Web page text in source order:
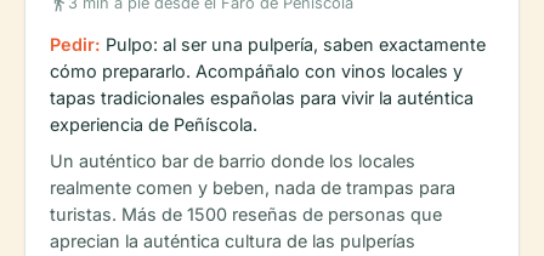
Pedir: Pulpo: al ser una pulpería, saben exactamente
cómo prepararlo. Acompáñalo con vinos locales y
tapas tradicionales españolas para vivir la auténtica
experiencia de Peñíscola.
Un auténtico bar de barrio donde los locales
realmente comen y beben, nada de trampas para
turistas. Más de 1500 reseñas de personas que
aprecian la auténtica cultura de las pulperías